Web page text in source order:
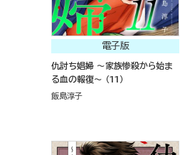
電子版
仇討ち娼婦 ～家族惨殺から始ま
る血の報復～ （11）
飯島淳子